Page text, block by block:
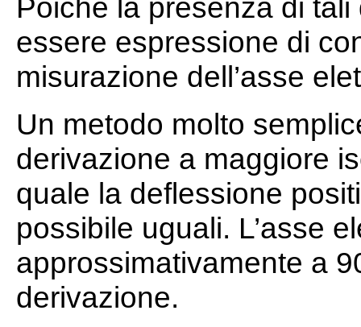
Poichè la presenza di
essere espressione di
misurazione dell’asse
Un metodo molto
derivazione a maggiore
quale la deflessione
possibile uguali. L’asse
approssimativamente a
derivazione.